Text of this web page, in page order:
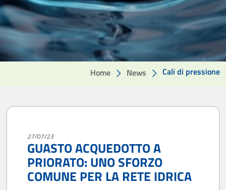
Home News Cali di pressione
27/07/23
GUASTO ACQUEDOTTO A
PRIORATO: UNO SFORZO
COMUNE PER LA RETE IDRICA